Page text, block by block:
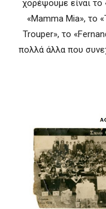
χορέψουμε είναι το
«Mamma Mia», το
Trouper», το
πολλά άλλα που